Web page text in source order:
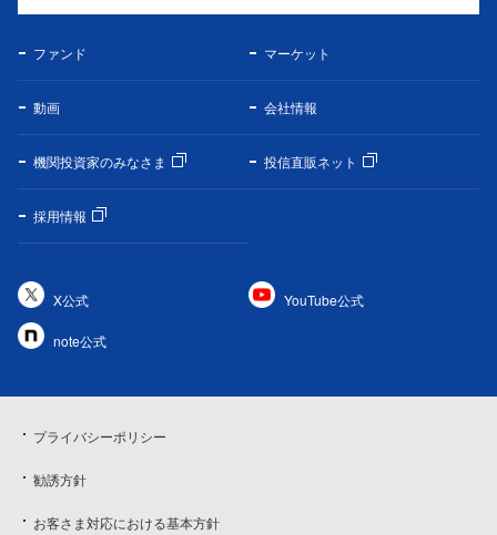
ファンド マーケット
動画 会社情報
機関投資家のみなさま 投信直販ネット
採用情報
X公式 YouTube公式
note公式
プライバシーポリシー
勧誘方針
お客さま対応における基本方針